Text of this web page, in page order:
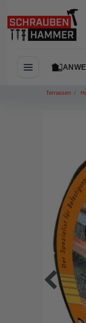
Navigation öffnen
Terrassen